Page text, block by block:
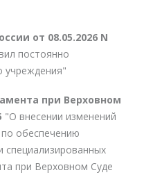
от 08.05.2026 N
постоянно
учреждения"
при Верховном
"О внесении изменений
обеспечению
специализированных
при Верховном Суде